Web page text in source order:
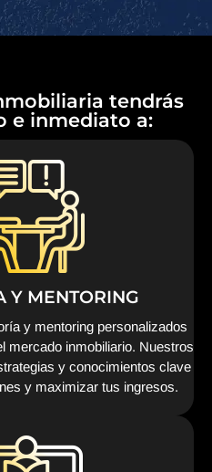
tendrás
e inmediato a:
Y MENTORING
y mentoring personalizados
mercado inmobiliario. Nuestros
y conocimientos clave
y maximizar tus ingresos.